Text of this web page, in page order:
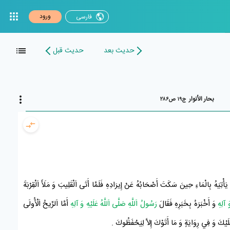
فارسی ورود
حدیث بعد حدیث قبل
بحار الأنوار ج۱۹ ص۲۸۶
بِالْمَاءِ حِينَ سَكَتَأَصْحَابُهُ عَنْ إِيرَادِهِ فَلَمَّا أَتَى اَلْقَلِيبَ وَ مَلَأَ اَلْقِرْبَةَ
آلِهِوَ أَخْبَرَهُ بِخَبَرِهِ فَقَالَ رَسُولُ اَللَّهِ صَلَّى اَللَّهُ عَلَيْهِ وَ آلِهِأَمَّا اَلرِّيحُ اَلْأُولَى
وَ فِي رِوَايَةٍ وَ مَا أَتَوْكَ إِلاَّ لِيَحْفَظُوكَ .